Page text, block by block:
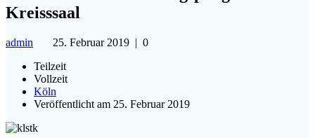
Kreisssaal
admin 25. Februar 2019 | 0
Teilzeit
Vollzeit
Köln
Veröffentlicht am 25. Februar 2019